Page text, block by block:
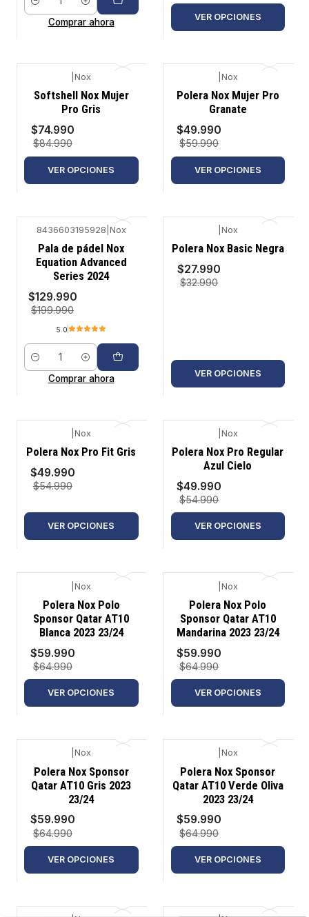
Cantidad
Comprar ahora
VER OPCIONES
-12%
|Nox
Softshell Nox Mujer
Pro Gris
$74.990
$84.990
VER OPCIONES
-17%
Nox
Polera Nox Mujer Pro
Granate
$49.990
$59.990
VER OPCIONES
-35%
8436603195928 Nox
Pala de pádel Nox
Equation Advanced
Series 2024
$129.990
$199.990
5.0
Cantidad
Comprar ahora
-15%
Nox
Polera Nox Basic Negra
$27.990
$32.990
VER OPCIONES
-9%
|Nox
Polera Nox Pro Fit Gris
$49.990
$54.990
VER OPCIONES
-9%
Nox
Polera Nox Pro Regular
Azul Cielo
$49.990
$54.990
VER OPCIONES
-8%
|Nox
Polera Nox Polo
Sponsor Qatar AT10
Blanca 2023 23/24
$59.990
$64.990
VER OPCIONES
-8%
Nox
Polera Nox Polo
Sponsor Qatar AT10
Mandarina 2023 23/24
$59.990
$64.990
VER OPCIONES
-8%
|Nox
Polera Nox Sponsor
Qatar AT10 Gris 2023
23/24
$59.990
$64.990
VER OPCIONES
-8%
Nox
Polera Nox Sponsor
Qatar AT10 Verde Oliva
2023 23/24
$59.990
$64.990
VER OPCIONES